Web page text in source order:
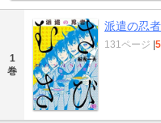
1
巻
派遣の忍
131ページ |